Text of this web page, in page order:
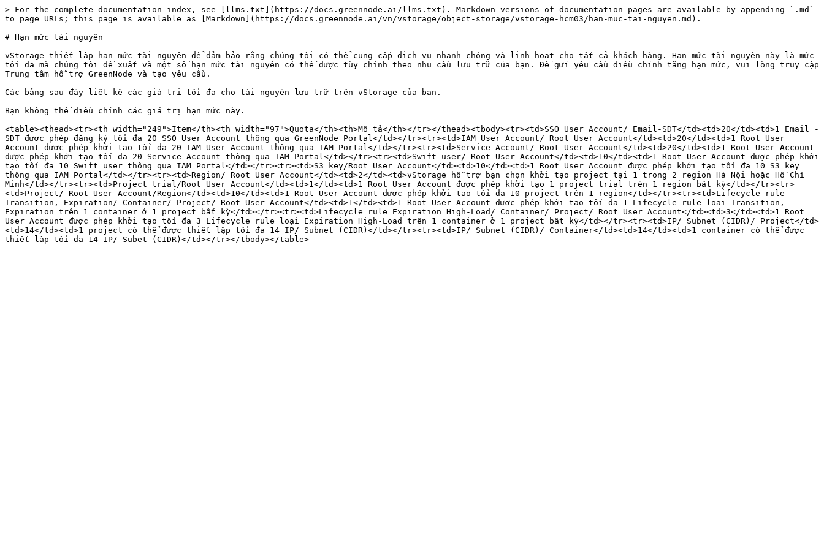
> For the complete documentation index, see [llms.txt](https://docs.greennode.ai/llms.txt). Markdown versions of documentation pages are available by appending `.md`
to page URLs; this page is available as [Markdown](https://docs.greennode.ai/vn/vstorage/object-storage/vstorage-hcm03/han-muc-tai-nguyen.md).
# Hạn mức tài nguyên
vStorage thiết lập hạn mức tài nguyên để đảm bảo rằng chúng tôi có thể cung cấp dịch vụ nhanh chóng và linh hoạt cho tất cả khách hàng. Hạn mức tài nguyên này là mức
tối đa mà chúng tôi đề xuất và một số hạn mức tài nguyên có thể được tùy chỉnh theo nhu cầu lưu trữ của bạn. Để gửi yêu cầu điều chỉnh tăng hạn mức, vui lòng truy cập
Trung tâm hỗ trợ GreenNode và tạo yêu cầu.
Các bảng sau đây liệt kê các giá trị tối đa cho tài nguyên lưu trữ trên vStorage của bạn.
Bạn không thể điều chỉnh các giá trị hạn mức này.
<table><thead><tr><th width="249">Item</th><th width="97">Quota</th><th>Mô tả</th></tr></thead><tbody><tr><td>SSO User Account/ Email-SĐT</td><td>20</td><td>1 Email -
SĐT được phép đăng ký tối đa 20 SSO User Account thông qua GreenNode Portal</td></tr><tr><td>IAM User Account/ Root User Account</td><td>20</td><td>1 Root User
Account được phép khởi tạo tối đa 20 IAM User Account thông qua IAM Portal</td></tr><tr><td>Service Account/ Root User Account</td><td>20</td><td>1 Root User Account
được phép khởi tạo tối đa 20 Service Account thông qua IAM Portal</td></tr><tr><td>Swift user/ Root User Account</td><td>10</td><td>1 Root User Account được phép khởi
tạo tối đa 10 Swift user thông qua IAM Portal</td></tr><tr><td>S3 key/Root User Account</td><td>10</td><td>1 Root User Account được phép khởi tạo tối đa 10 S3 key
thông qua IAM Portal</td></tr><tr><td>Region/ Root User Account</td><td>2</td><td>vStorage hỗ trợ bạn chọn khởi tạo project tại 1 trong 2 region Hà Nội hoặc Hồ Chí
Minh</td></tr><tr><td>Project trial/Root User Account</td><td>1</td><td>1 Root User Account được phép khởi tạo 1 project trial trên 1 region bất kỳ</td></tr><tr>
<td>Project/ Root User Account/Region</td><td>10</td><td>1 Root User Account được phép khởi tạo tối đa 10 project trên 1 region</td></tr><tr><td>Lifecycle rule
Transition, Expiration/ Container/ Project/ Root User Account</td><td>1</td><td>1 Root User Account được phép khởi tạo tối đa 1 Lifecycle rule loại Transition,
Expiration trên 1 container ở 1 project bất kỳ</td></tr><tr><td>Lifecycle rule Expiration High-Load/ Container/ Project/ Root User Account</td><td>3</td><td>1 Root
User Account được phép khởi tạo tối đa 3 Lifecycle rule loại Expiration High-Load trên 1 container ở 1 project bất kỳ</td></tr><tr><td>IP/ Subnet (CIDR)/ Project</td>
<td>14</td><td>1 project có thể được thiết lập tối đa 14 IP/ Subnet (CIDR)</td></tr><tr><td>IP/ Subnet (CIDR)/ Container</td><td>14</td><td>1 container có thể được